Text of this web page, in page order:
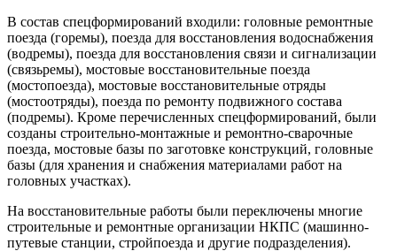
В состав спецформирований входили: головные ремонтные
поезда (горемы), поезда для восстановления водоснабжения
(водремы), поезда для восстановления связи и сигнализации
(связьремы), мостовые восстановительные поезда
(мостопоезда), мостовые восстановительные отряды
(мостоотряды), поезда по ремонту подвижного состава
(подремы). Кроме перечисленных спецформирований, были
созданы строительно-монтажные и ремонтно-сварочные
поезда, мостовые базы по заготовке конструкций, головные
базы (для хранения и снабжения материалами работ на
головных участках).
На восстановительные работы были переключены многие
строительные и ремонтные организации НКПС (машинно-
путевые станции, стройпоезда и другие подразделения).